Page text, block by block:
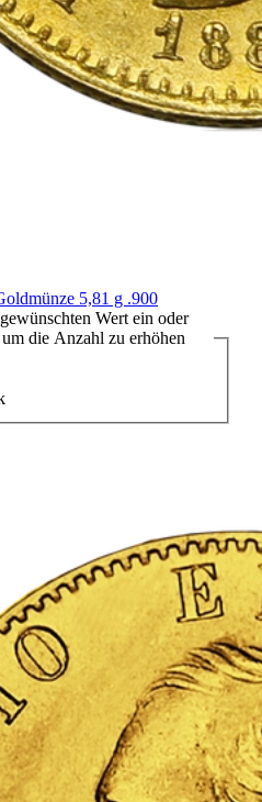
5,81 g .900
Wert ein oder
die Anzahl zu erhöhen